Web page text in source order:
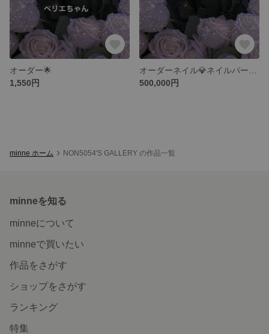
オーダー🌟
1,550円
500,000円
minne ホーム NON5054'S GALLERY の作品一覧
minneを知る
minneについて
minneで買いたい
作品をさがす
ショップをさがす
ランキング
特集